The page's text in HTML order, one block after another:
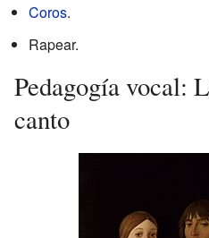
Coros.
Rapear.
Pedagogía vocal:
canto